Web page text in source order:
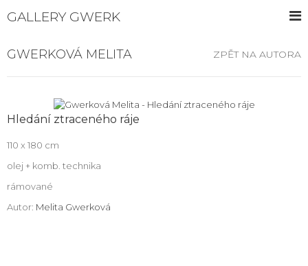
GALLERY GWERK
GWERKOVÁ MELITA ZPĚT NA AUTORA
Hledání ztraceného ráje
110 x 180 cm
olej + komb. technika
rámované
Autor: Melita Gwerková